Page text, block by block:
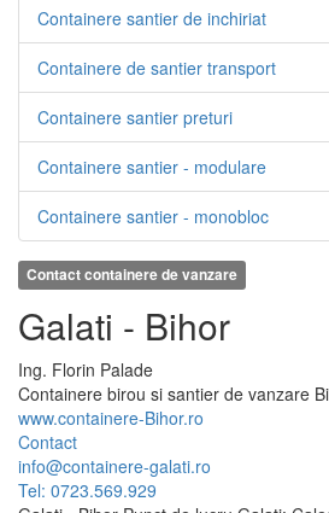
Containere santier de inchiriat
Containere de santier transport
Containere santier preturi
Containere santier - modulare
Containere santier - monobloc
Contact containere de vanzare
Galati - Bihor
Ing. Florin Palade
Containere birou si santier de vanzare
www.containere-Bihor.ro
Contact
info@containere-galati.ro
Tel: 0723.569.929